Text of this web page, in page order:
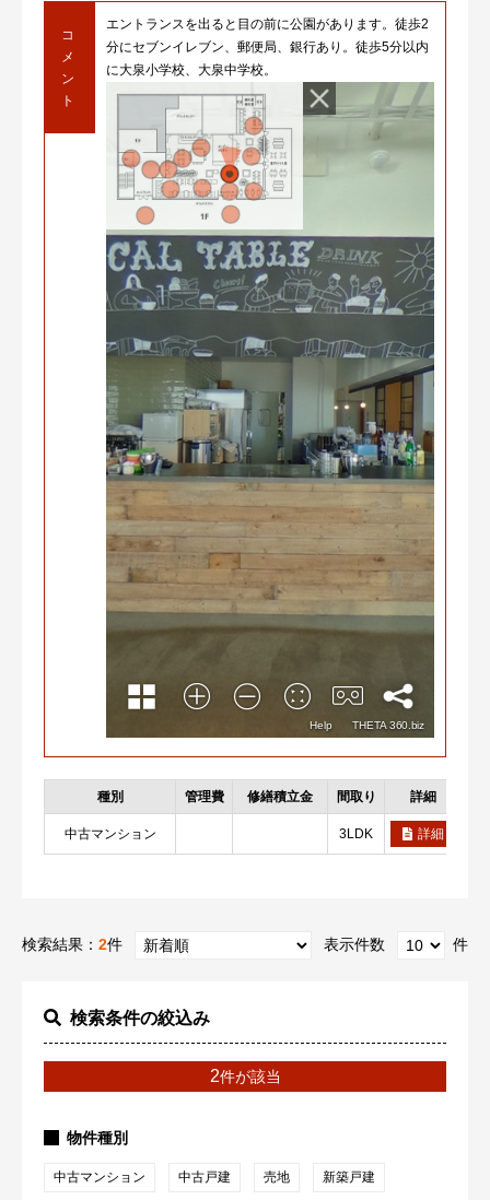
検索条件の絞込み
2件が該当
物件種別
中古マンション 中古戸建 売地 新築戸建
コ
メ
ン
ト
エントランスを出ると目の前に公園があります。徒歩2
分にセブンイレブン、郵便局、銀行あり。徒歩5分以内
に大泉小学校、大泉中学校。
種別 管理費 修繕積立金 間取り 詳細
中古マンション 3LDK 詳細
検索結果： 2件 表示件数 件